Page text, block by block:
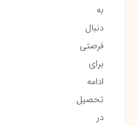
به
دنبال
فرصتی
برای
ادامه
تحصیل
در